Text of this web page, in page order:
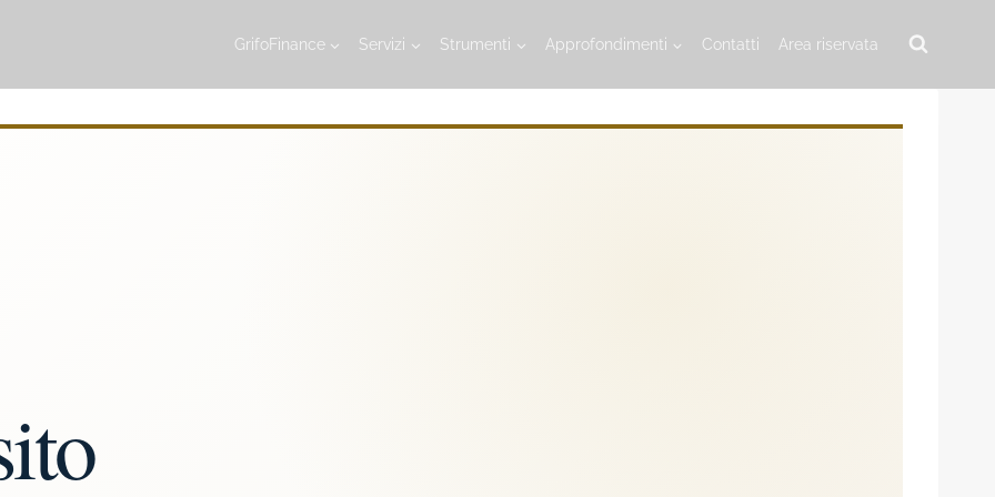
GrifoFinance Servizi Strumenti Approfondimenti Contatti Area riservata